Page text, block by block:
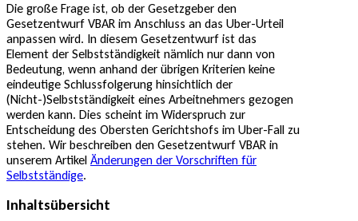
Die große Frage ist, ob der Gesetzgeber den
Gesetzentwurf VBAR im Anschluss an das Uber-Urteil
anpassen wird. In diesem Gesetzentwurf ist das
Element der Selbstständigkeit nämlich nur dann von
Bedeutung, wenn anhand der übrigen Kriterien keine
eindeutige Schlussfolgerung hinsichtlich der
(Nicht-)Selbstständigkeit eines Arbeitnehmers gezogen
werden kann. Dies scheint im Widerspruch zur
Entscheidung des Obersten Gerichtshofs im Uber-Fall zu
stehen. Wir beschreiben den Gesetzentwurf VBAR in
unserem Artikel Änderungen der Vorschriften für
Selbstständige.
Inhaltsübersicht